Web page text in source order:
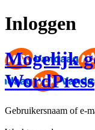
Inloggen
Mogelijk
WordPress
Gebruikersnaam of e-